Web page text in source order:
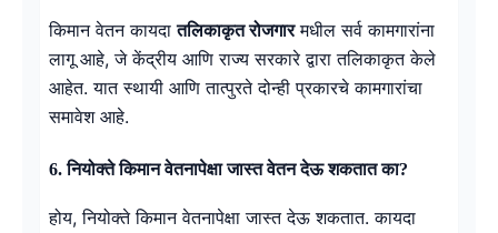
किमान वेतन कायदातलिकाकृत रोजगारमधील सर्व कामगारांना
लागू आहे, जे केंद्रीय आणि राज्य सरकारे द्वारा तलिकाकृत केले
आहेत. यात स्थायी आणि तात्पुरते दोन्ही प्रकारचे कामगारांचा
समावेश आहे.
6. नियोक्ते किमान वेतनापेक्षा जास्त वेतन देऊ शकतात का?
होय, नियोक्ते किमान वेतनापेक्षा जास्त देऊ शकतात. कायदा